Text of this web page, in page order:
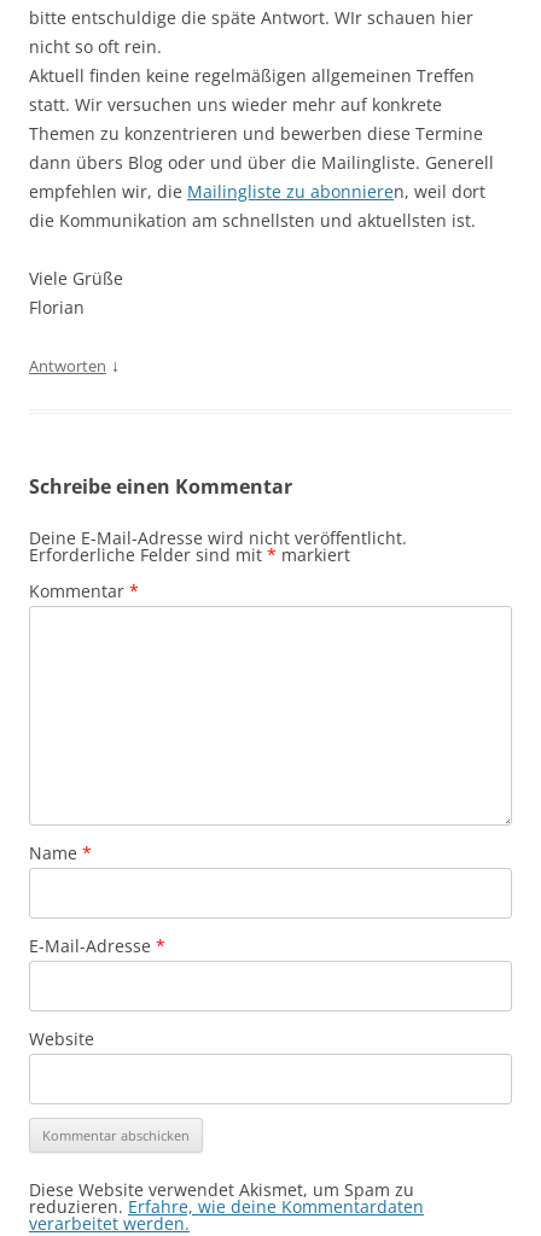
bitte entschuldige die späte Antwort. WIr schauen hier
nicht so oft rein.
Aktuell finden keine regelmäßigen allgemeinen Treffen
statt. Wir versuchen uns wieder mehr auf konkrete
Themen zu konzentrieren und bewerben diese Termine
dann übers Blog oder und über die Mailingliste. Generell
empfehlen wir, die Mailingliste zu abonnieren, weil dort
die Kommunikation am schnellsten und aktuellsten ist.
Viele Grüße
Florian
Antworten ↓
Schreibe einen Kommentar
Deine E-Mail-Adresse wird nicht veröffentlicht.
Erforderliche Felder sind mit * markiert
Kommentar *
Name *
E-Mail-Adresse *
Website
Diese Website verwendet Akismet, um Spam zu
reduzieren. Erfahre, wie deine Kommentardaten
verarbeitet werden.